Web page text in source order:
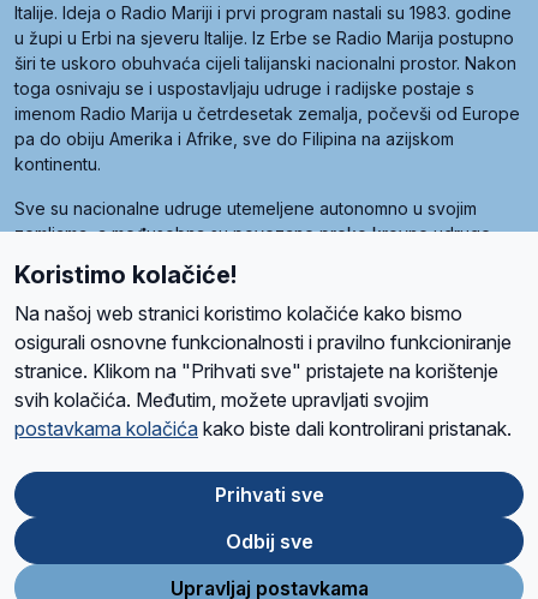
Italije. Ideja o Radio Mariji i prvi program nastali su 1983. godine
u župi u Erbi na sjeveru Italije. Iz Erbe se Radio Marija postupno
širi te uskoro obuhvaća cijeli talijanski nacionalni prostor. Nakon
toga osnivaju se i uspostavljaju udruge i radijske postaje s
imenom Radio Marija u četrdesetak zemalja, počevši od Europe
pa do obiju Amerika i Afrike, sve do Filipina na azijskom
kontinentu.
Sve su nacionalne udruge utemeljene autonomno u svojim
zemljama, a međusobna su povezane preko krovne udruge
Radio Maria). Svjetsku obitelj utemeljilo je sedam članica, među
kojima je i hrvatska Udruga Radio Marija.
O namaRadio ProgramVolonteriPrijateljiKontaktPravila privatnosti
Ova stranica je zaštićena Google reCAPTCHA sustavom
Store
Google
Play
Koristimo kolačiće!
Na našoj web stranici koristimo kolačiće kako bismo
osigurali osnovne funkcionalnosti i pravilno funkcioniranje
stranice. Klikom na "Prihvati sve" pristajete na korištenje
svih kolačića. Međutim, možete upravljati svojim
postavkama kolačića kako biste dali kontrolirani pristanak.
Prihvati sve
Odbij sve
Upravljaj postavkama